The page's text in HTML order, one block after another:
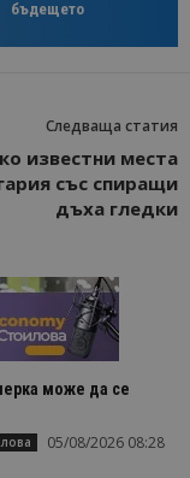
бъдещето
Следваща статия
известни места
със спиращи
дъха гледки
може да се
05/08/2026 08:28